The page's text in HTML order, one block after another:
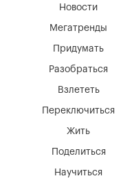
Мегатренды
Придумать
Разобраться
Взлететь
Новости
Переключиться
Жить
Поделиться
Научиться